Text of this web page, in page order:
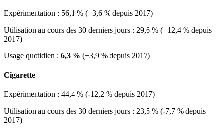
Expérimentation : 56,1 % (+3,6 % depuis 2017)
Utilisation au cours des 30 derniers jours : 29,6 % (+12,4 % depuis
2017)
Usage quotidien : 6,3 % (+3,9 % depuis 2017)
Cigarette
Expérimentation : 44,4 % (-12,2 % depuis 2017)
Utilisation au cours des 30 derniers jours : 23,5 % (-7,7 % depuis
2017)